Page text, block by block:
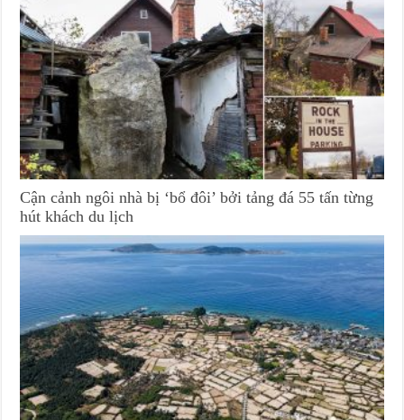
Cận cảnh ngôi nhà bị ‘bổ đôi’ bởi tảng đá 55 tấn từng
hút khách du lịch